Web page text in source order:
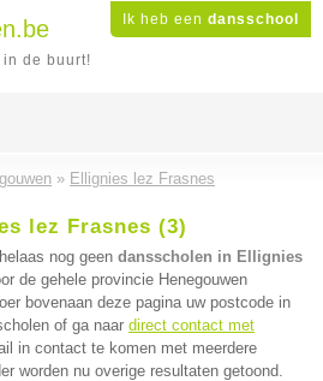
Ik heb een dansschool
de buurt!
» Ellignies lez Frasnes
lez Frasnes (3)
nog geen dansscholen in Ellignies
de gehele provincie Henegouwen
bovenaan deze pagina uw postcode in
of ga naar direct contact met
in contact te komen met meerdere
worden nu overige resultaten getoond.